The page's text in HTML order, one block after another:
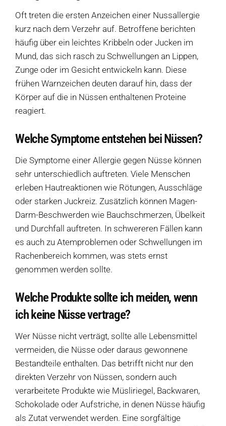
Oft treten die ersten Anzeichen einer Nussallergie
kurz nach dem Verzehr auf. Betroffene berichten
häufig über ein leichtes Kribbeln oder Jucken im
Mund, das sich rasch zu Schwellungen an Lippen,
Zunge oder im Gesicht entwickeln kann. Diese
frühen Warnzeichen deuten darauf hin, dass der
Körper auf die in Nüssen enthaltenen Proteine ​​
reagiert.
Welche Symptome entstehen bei Nüssen?
Die Symptome einer Allergie gegen Nüsse können
sehr unterschiedlich auftreten. Viele Menschen
erleben Hautreaktionen wie Rötungen, Ausschläge
oder starken Juckreiz. Zusätzlich können Magen-
Darm-Beschwerden wie Bauchschmerzen, Übelkeit
und Durchfall auftreten. In schwereren Fällen kann
es auch zu Atemproblemen oder Schwellungen im
Rachenbereich kommen, was stets ernst
genommen werden sollte.
Welche Produkte sollte ich meiden, wenn
ich keine Nüsse vertrage?
Wer Nüsse nicht verträgt, sollte alle Lebensmittel
vermeiden, die Nüsse oder daraus gewonnene
Bestandteile enthalten. Das betrifft nicht nur den
direkten Verzehr von Nüssen, sondern auch
verarbeitete Produkte wie Müsliriegel, Backwaren,
Schokolade oder Aufstriche, in denen Nüsse häufig
als Zutat verwendet werden. Eine sorgfältige
Über uns